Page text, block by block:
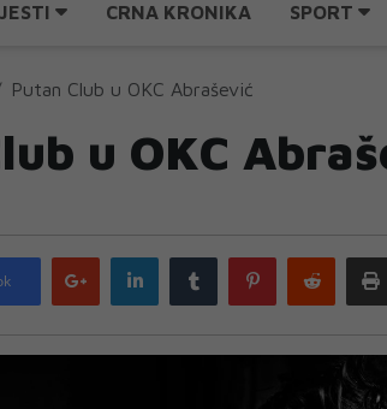
CRNA KRONIKA SPORT
Putan Club u OKC Abrašević
u OKC
Google
plus
LinkedIn Tumblr PinterestReddit